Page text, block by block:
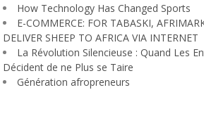
How Technology Has Changed Sports
E-COMMERCE: FOR TABASKI,
DELIVER SHEEP TO AFRICA VIA INTERNET
La Révolution Silencieuse : Quand Les
Décident de ne Plus se Taire
Génération afropreneurs